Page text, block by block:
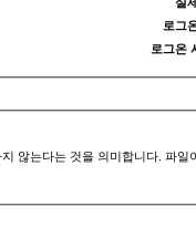
로그
로그온
않는다는 것을 의미합니다. 파